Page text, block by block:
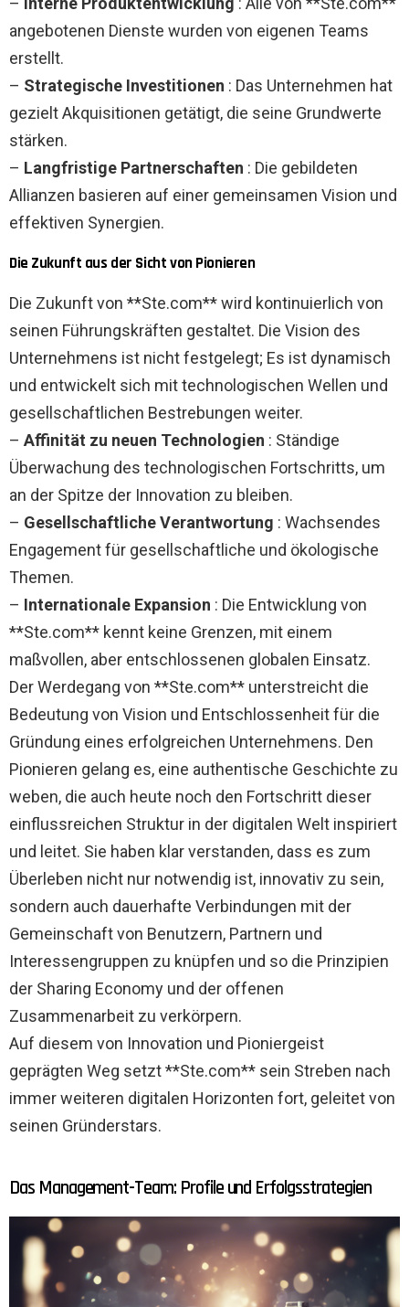
angebotenen Dienste wurden von eigenen Teams
erstellt.
– Strategische Investitionen : Das Unternehmen hat
gezielt Akquisitionen getätigt, die seine Grundwerte
stärken.
– Langfristige Partnerschaften : Die gebildeten
Allianzen basieren auf einer gemeinsamen Vision und
effektiven Synergien.
Die Zukunft aus der Sicht von Pionieren
Die Zukunft von **Ste.com** wird kontinuierlich von
seinen Führungskräften gestaltet. Die Vision des
Unternehmens ist nicht festgelegt; Es ist dynamisch
und entwickelt sich mit technologischen Wellen und
gesellschaftlichen Bestrebungen weiter.
– Affinität zu neuen Technologien : Ständige
Überwachung des technologischen Fortschritts, um
an der Spitze der Innovation zu bleiben.
– Gesellschaftliche Verantwortung : Wachsendes
Engagement für gesellschaftliche und ökologische
Themen.
– Internationale Expansion : Die Entwicklung von
**Ste.com** kennt keine Grenzen, mit einem
maßvollen, aber entschlossenen globalen Einsatz.
Der Werdegang von **Ste.com** unterstreicht die
Bedeutung von Vision und Entschlossenheit für die
Gründung eines erfolgreichen Unternehmens. Den
Pionieren gelang es, eine authentische Geschichte zu
weben, die auch heute noch den Fortschritt dieser
einflussreichen Struktur in der digitalen Welt inspiriert
und leitet. Sie haben klar verstanden, dass es zum
Überleben nicht nur notwendig ist, innovativ zu sein,
sondern auch dauerhafte Verbindungen mit der
Gemeinschaft von Benutzern, Partnern und
Interessengruppen zu knüpfen und so die Prinzipien
der Sharing Economy und der offenen
Zusammenarbeit zu verkörpern.
Auf diesem von Innovation und Pioniergeist
geprägten Weg setzt **Ste.com** sein Streben nach
immer weiteren digitalen Horizonten fort, geleitet von
seinen Gründerstars.
Das Management-Team: Profile und Erfolgsstrategien